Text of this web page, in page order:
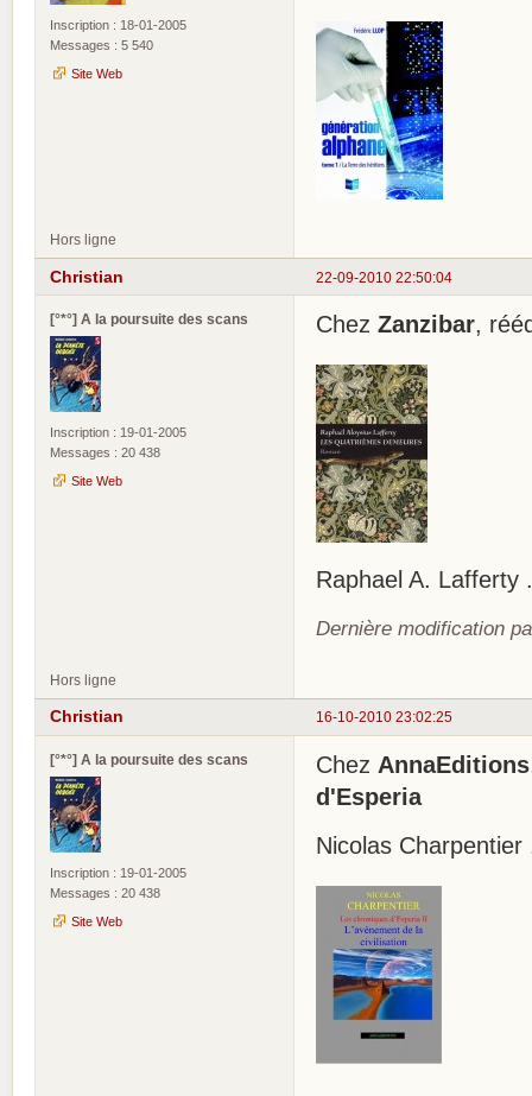
Inscription : 18-01-2005
Messages : 5 540
Site Web
Hors ligne
22-09-2010 22:50:04
Christian
[°*°] A la poursuite des scans
Inscription : 19-01-2005
Messages : 20 438
Site Web
Chez Zanzibar,
Raphael A. Lafferty
Dernière modification
Hors ligne
16-10-2010 23:02:25
Christian
[°*°] A la poursuite des scans
Inscription : 19-01-2005
Messages : 20 438
Site Web
Chez AnnaEditions
d'Esperia
Nicolas